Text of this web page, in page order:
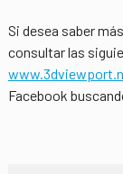
Si desea saber
consultar las
Facebook